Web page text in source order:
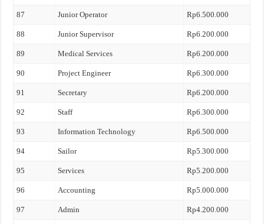
87 Junior Operator Rp6.500.000
88 Junior Supervisor Rp6.200.000
89 Medical Services Rp6.200.000
90 Project Engineer Rp6.300.000
91 Secretary Rp6.200.000
92 Staff Rp6.300.000
93 Information Technology Rp6.500.000
94 Sailor Rp5.300.000
95 Services Rp5.200.000
96 Accounting Rp5.000.000
97 Admin Rp4.200.000